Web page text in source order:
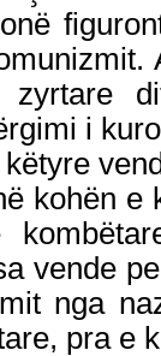
zyrtare
i
kohën e
vende
nga
pra e